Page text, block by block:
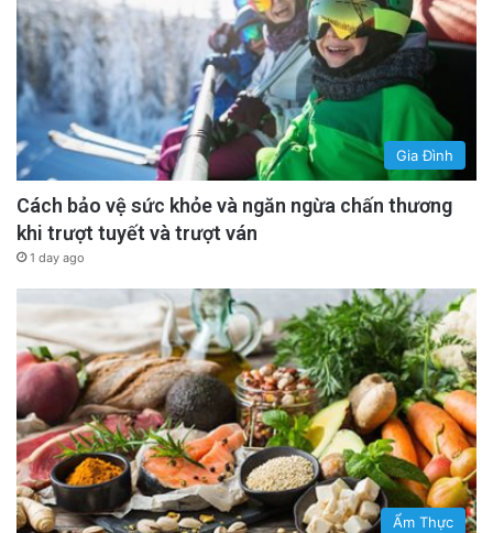
Gia Đình
Cách bảo vệ sức khỏe và ngăn ngừa chấn thương
khi trượt tuyết và trượt ván
1 day ago
Ẩm Thực